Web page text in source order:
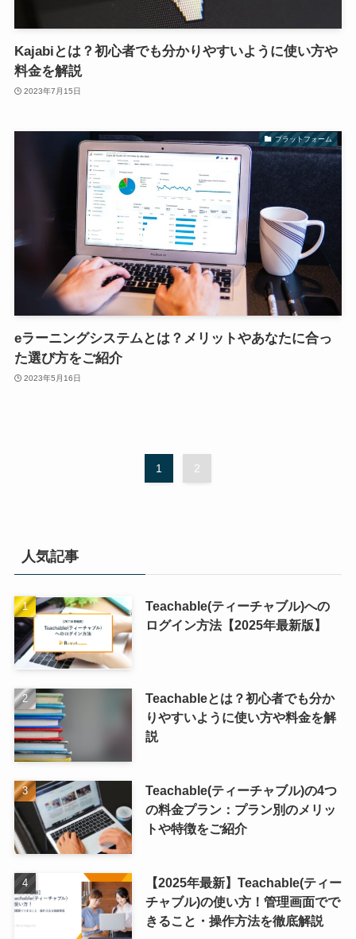
Kajabiとは？初心者でも分かりやすいように使い方や
料金を解説
2023年7月15日
プラットフォーム
eラーニングシステムとは？メリットやあなたに合っ
た選び方をご紹介
2023年5月16日
1 2
人気記事
Teachable(ティーチャブル)への
ログイン方法【2025年最新版】
Teachableとは？初心者でも分か
りやすいように使い方や料金を解
説
Teachable(ティーチャブル)の4つ
の料金プラン：プラン別のメリッ
トや特徴をご紹介
【2025年最新】Teachable(ティー
チャブル)の使い方！管理画面でで
きること・操作方法を徹底解説